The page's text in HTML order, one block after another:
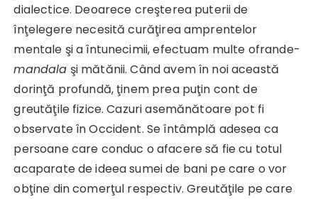
dialectice. Deoarece creşterea puterii de
înţelegere necesită curăţirea amprentelor
mentale şi a întunecimii, efectuam multe ofrande-
mandala şi mătănii. Când avem în noi această
dorinţă profundă, ţinem prea puţin cont de
greutăţile fizice. Cazuri asemănătoare pot fi
observate în Occident. Se întâmplă adesea ca
persoane care conduc o afacere să fie cu totul
acaparate de ideea sumei de bani pe care o vor
obţine din comerţul respectiv. Greutăţile pe care